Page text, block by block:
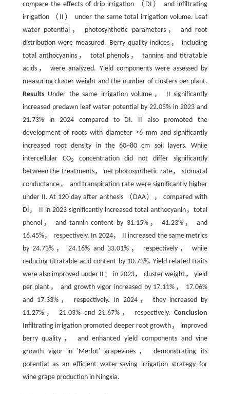
compare the effects of drip irrigation （DI） and infiltrating
irrigation （II） under the same total irrigation volume. Leaf
water potential， photosynthetic parameters， and root
distribution were measured. Berry quality indices， including
total anthocyanins， total phenols， tannins and titratable
acids， were analyzed. Yield components were assessed by
measuring cluster weight and the number of clusters per plant.
ResultsUnder the same irrigation volume， II significantly
increased predawn leaf water potential by 22.05% in 2023 and
21.73% in 2024 compared to DI. II also promoted the
development of roots with diameter ≥6 mm and significantly
increased root density in the 60~80 cm soil layers. While
intercellular CO2
concentration did not differ significantly
between the treatments， net photosynthetic rate， stomatal
conductance， and transpiration rate were significantly higher
under II. At 120 day after anthesis （DAA）， compared with
DI， II in 2023 significantly increased total anthocyanin，total
phenol， and tannin content by 31.15%， 41.23%， and
16.45%， respectively. In 2024， II increased the same metrics
by 24.73%， 24.16% and 33.01%， respectively， while
reducing titratable acid content by 10.73%. Yield-related traits
were also improved under II： in 2023， cluster weight， yield
per plant， and growth vigor increased by 17.11%， 17.06%
and 17.33%， respectively. In 2024， they increased by
11.27%， 21.03% and 21.67%， respectively.Conclusion
Infiltrating irrigation promoted deeper root growth， improved
berry quality， and enhanced yield components and vine
growth vigor in 'Merlot' grapevines， demonstrating its
potential as an efficient water-saving irrigation strategy for
wine grape production in Ningxia.